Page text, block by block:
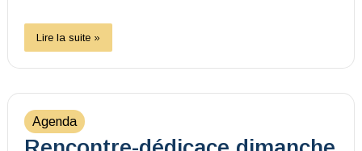
Lire la suite »
Agenda